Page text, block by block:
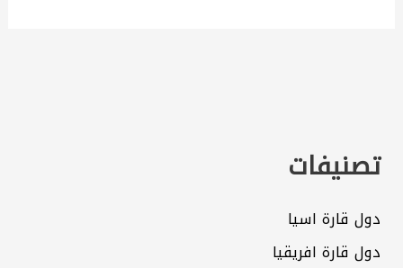
تصنيفات
دول قارة اسيا
دول قارة افريقيا